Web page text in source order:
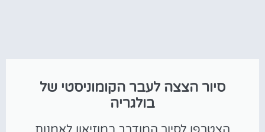
סיור הצצה לעבר הקומוניסטי של
בולגריה